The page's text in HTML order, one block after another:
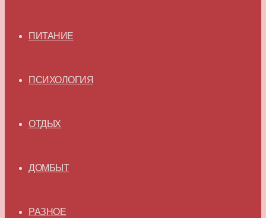
ПИТАНИЕ
ПСИХОЛОГИЯ
ОТДЫХ
ДОМБЫТ
РАЗНОЕ